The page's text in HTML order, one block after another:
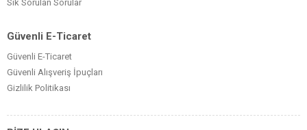
Sık Sorulan Sorular
Güvenli E-Ticaret
Güvenli E-Ticaret
Güvenli Alışveriş İpuçları
Gizlilik Politikası